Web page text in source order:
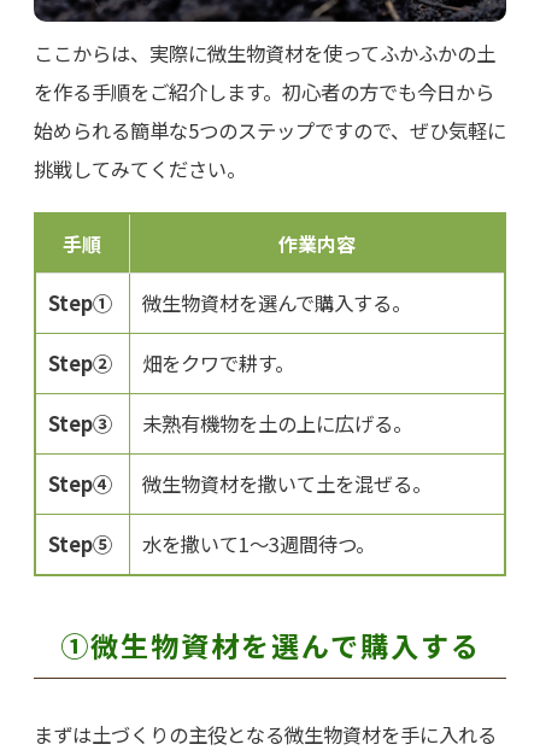
ここからは、実際に微生物資材を使ってふかふかの土
を作る手順をご紹介します。初心者の方でも今日から
始められる簡単な5つのステップですので、ぜひ気軽に
挑戦してみてください。
手順 作業内容
Step① 微生物資材を選んで購入する。
Step② 畑をクワで耕す。
Step③ 未熟有機物を土の上に広げる。
Step④ 微生物資材を撒いて土を混ぜる。
Step⑤ 水を撒いて1〜3週間待つ。
①微生物資材を選んで購入する
まずは土づくりの主役となる微生物資材を手に入れる